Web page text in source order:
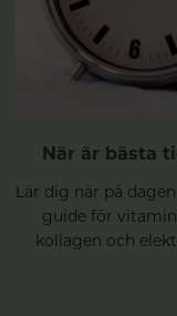
När är bästa
Lär dig när på
guide för
kollagen och